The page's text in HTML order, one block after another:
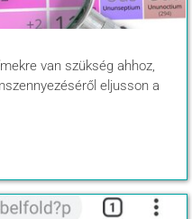
van szükség ahhoz,
eljusson a